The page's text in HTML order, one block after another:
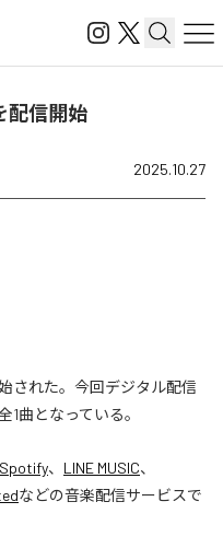
配信開始
2025.10.27
された。今回デジタル配信
1曲となっている。
Spotify、 LINE MUSIC、
などの音楽配信サービスで